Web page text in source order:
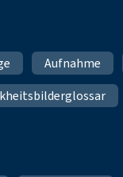
Aufnahme